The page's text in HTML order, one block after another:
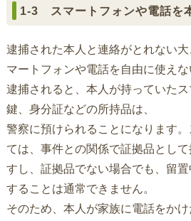
1-3 スマートフォンや電話を
逮捕された本人と連絡がとれない
マートフォンや電話を自由に使えな
逮捕されると、本人が持っていたス
鍵、身分証などの所持品は、
警察に預けられることになります
ては、事件との関係で証拠品とし
すし、証拠品でない場合でも、留
することは通常できません。
そのため、本人が家族に電話をか